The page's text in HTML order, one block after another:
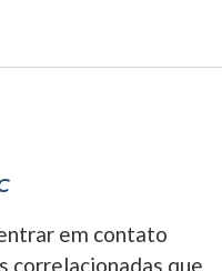
em contato
correlacionadas que